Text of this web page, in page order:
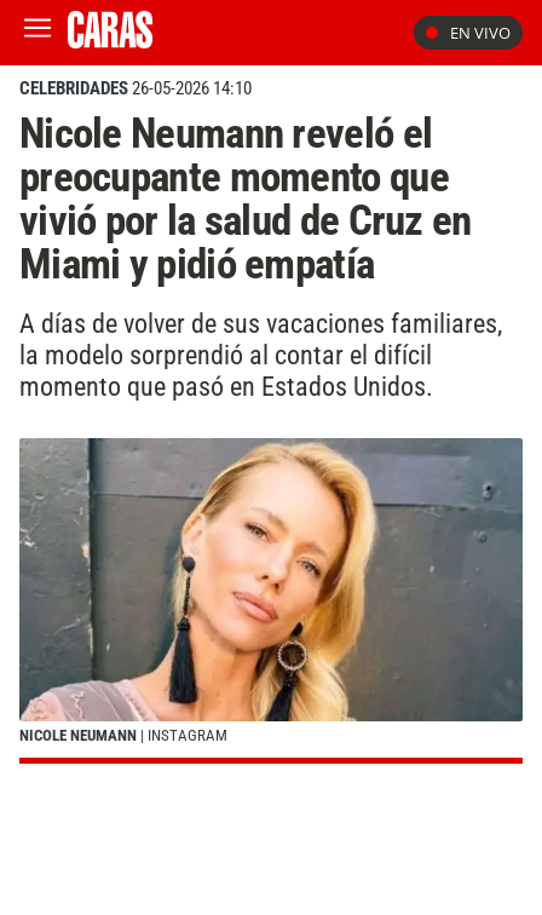
EN VIVO
CELEBRIDADES26-05-2026 14:10
Nicole Neumann reveló el
preocupante momento que
vivió por la salud de Cruz en
Miami y pidió empatía
A días de volver de sus vacaciones familiares,
la modelo sorprendió al contar el difícil
momento que pasó en Estados Unidos.
NICOLE NEUMANN | INSTAGRAM